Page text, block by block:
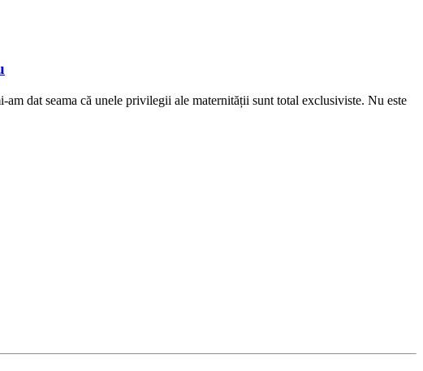
dat seama că unele privilegii ale maternității sunt total exclusiviste. Nu este